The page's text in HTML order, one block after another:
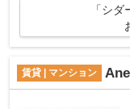
「シ
賃貸 | マンション